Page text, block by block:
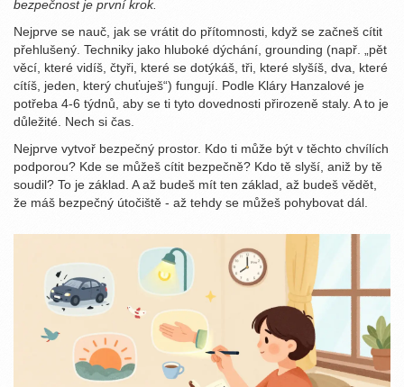
bezpečnost je první krok.
Nejprve se nauč, jak se vrátit do přítomnosti, když se začneš cítit
přehlušený. Techniky jako hluboké dýchání, grounding (např. „pět
věcí, které vidíš, čtyři, které se dotýkáš, tři, které slyšíš, dva, které
cítíš, jeden, který chuťuješ“) fungují. Podle Kláry Hanzalové je
potřeba 4-6 týdnů, aby se ti tyto dovednosti přirozeně staly. A to je
důležité. Nech si čas.
Nejprve vytvoř bezpečný prostor. Kdo ti může být v těchto chvílích
podporou? Kde se můžeš cítit bezpečně? Kdo tě slyší, aniž by tě
soudil? To je základ. A až budeš mít ten základ, až budeš vědět,
že máš bezpečný útočiště - až tehdy se můžeš pohybovat dál.